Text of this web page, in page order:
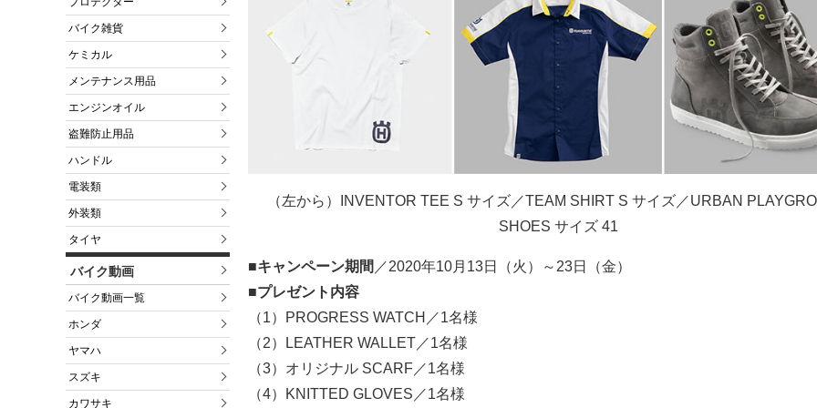
バイク雑貨
ケミカル
メンテナンス用品
エンジンオイル
盗難防止用品
ハンドル
電装類
外装類
タイヤ
バイク動画
バイク動画一覧
ホンダ
ヤマハ
スズキ
カワサキ
（左から）INVENTOR TEE S サイズ／TEAM SHIRT S サイズ／URBAN
SHOES サイズ 41
■キャンペーン期間 ／2020年10月13日（火）～23日（金）
■プレゼント内容
（1）PROGRESS WATCH／1名様
（2）LEATHER WALLET／1名様
（3）オリジナル SCARF／1名様
（4）KNITTED GLOVES／1名様